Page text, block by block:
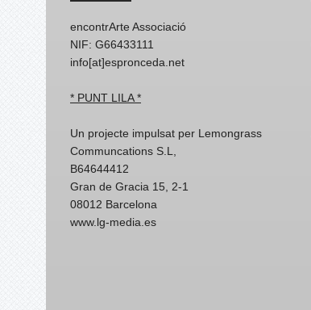
encontrArte Associació
NIF: G66433111
info[at]espronceda.net
* PUNT LILA *
Un projecte impulsat per Lemongrass
Communcations S.L,
B64644412
Gran de Gracia 15, 2-1
08012 Barcelona
www.lg-media.es